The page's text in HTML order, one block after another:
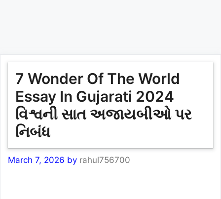
7 Wonder Of The World
Essay In Gujarati 2024
વિશ્વની સાત અજાયબીઓ પર
નિબંધ
March 7, 2026 by rahul756700